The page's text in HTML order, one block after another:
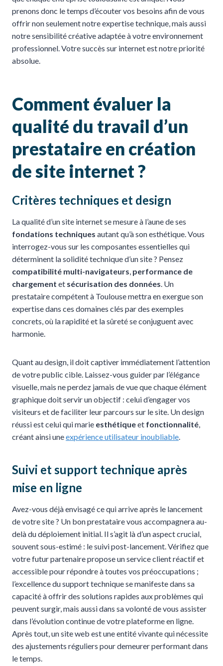
prenons donc le temps d’écouter vos besoins afin de vous
offrir non seulement notre expertise technique, mais aussi
notre sensibilité créative adaptée à votre environnement
professionnel. Votre succès sur internet est notre priorité
absolue.
Comment évaluer la
qualité du travail d’un
prestataire en création
de site internet ?
Critères techniques et design
La qualité d’un site internet se mesure à l’aune de ses
fondations techniques autant qu’à son esthétique. Vous
interrogez-vous sur les composantes essentielles qui
déterminent la solidité technique d’un site ? Pensez
compatibilité multi-navigateurs performance de
chargement et sécurisation des données . Un
prestataire compétent à Toulouse mettra en exergue son
expertise dans ces domaines clés par des exemples
concrets, où la rapidité et la sûreté se conjuguent avec
harmonie.
Quant au design, il doit captiver immédiatement l’attention
de votre public cible. Laissez-vous guider par l’élégance
visuelle, mais ne perdez jamais de vue que chaque élément
graphique doit servir un objectif : celui d’engager vos
visiteurs et de faciliter leur parcours sur le site. Un design
réussi est celui qui marie esthétiqueet fonctionnalité
créant ainsi uneexpérience utilisateur inoubliable
Suivi et support technique après
mise en ligne
Avez-vous déjà envisagé ce qui arrive après le lancement
de votre site ? Un bon prestataire vous accompagnera au-
delà du déploiement initial. Il s’agit là d’un aspect crucial,
souvent sous-estimé : le suivi post-lancement. Vérifiez que
votre futur partenaire propose un service client réactif et
accessible pour répondre à toutes vos préoccupations ;
l’excellence du support technique se manifeste dans sa
capacité à offrir des solutions rapides aux problèmes qui
peuvent surgir, mais aussi dans sa volonté de vous assister
dans l’évolution continue de votre plateforme en ligne.
Après tout, un site web est une entité vivante qui nécessite
des ajustements réguliers pour demeurer performant dans
le temps.